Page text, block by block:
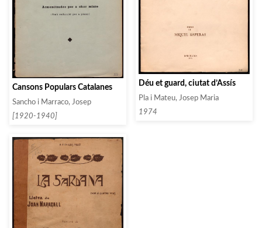
Cansons Populars Catalanes
Sancho i Marraco, Josep
[1920-1940]
Déu et guard, ciutat d’Assís
Pla i Mateu, Josep Maria
1974